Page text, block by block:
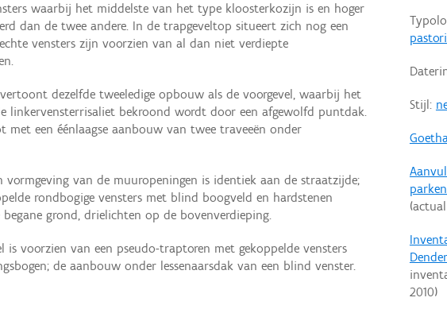
Stijl:
2010)
waarbij het middelste van het type kloosterkozijn is en hoger
dan de twee andere. In de trapgeveltop situeert zich nog een
vensters zijn voorzien van al dan niet verdiepte
vertoont dezelfde tweeledige opbouw als de voorgevel, waarbij het
linkervensterrisaliet bekroond wordt door een afgewolfd puntdak.
met een éénlaagse aanbouw van twee traveeën onder
vormgeving van de muuropeningen is identiek aan de straatzijde;
rondbogige vensters met blind boogveld en hardstenen
grond, drielichten op de bovenverdieping.
is voorzien van een pseudo-traptoren met gekoppelde vensters
de aanbouw onder lessenaarsdak van een blind venster.